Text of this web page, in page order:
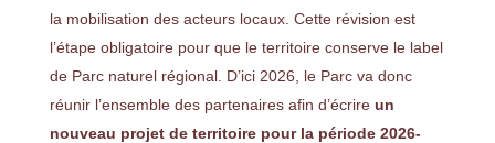
la mobilisation des acteurs locaux. Cette révision est
l’étape obligatoire pour que le territoire conserve le label
de Parc naturel régional. D’ici 2026, le Parc va donc
réunir l’ensemble des partenaires afin d’écrire un
nouveau projet de territoire pour la période 2026-